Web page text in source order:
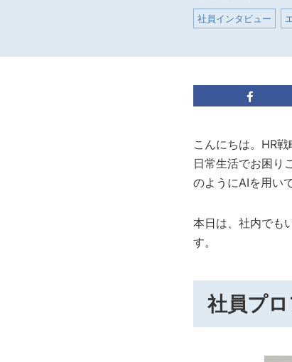
社員インタビュー
こんにちは。HR戦
日常生活でお困り
のようにAIを用い
本日は、社内でも
す。
社員プ